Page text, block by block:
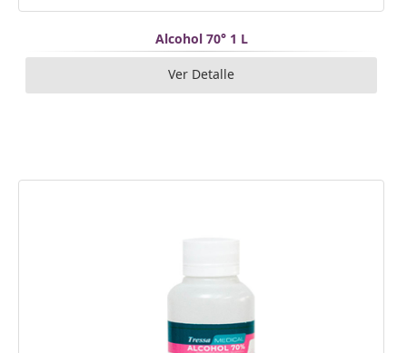
Alcohol 70° 1 L
Ver Detalle